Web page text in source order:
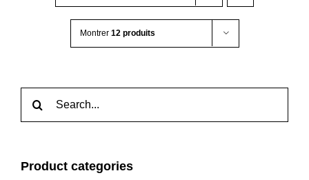
Montrer 12 produits
Product categories